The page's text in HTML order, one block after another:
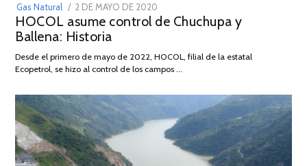
Gas Natural
POSTED
ON
2 DE MAYO DE 2020
DE
2026
HOCOL asume control de Chuchupa y
Ballena: Historia
Desde el primero de mayo de 2022, HOCOL, filial de la estatal
Ecopetrol, se hizo al control de los campos …